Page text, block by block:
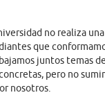
no realiza
que
juntos temas
pero no
nosotros.